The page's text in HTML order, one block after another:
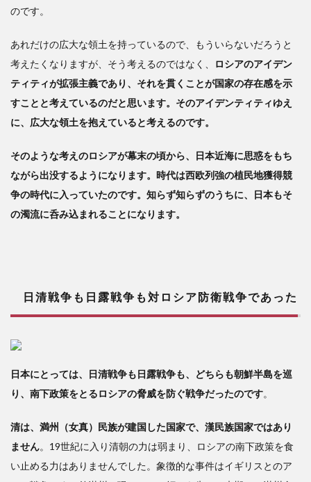
のです。
あれだけの広大な領土を持っているので、もういらないだろうと
考えたくなりますが、そう考えるのではなく、
ロシアのアイデン
ティティが拡張主義であり、それを貫くことが国家の存在感を示
すことと考えているのだと思います。そのアイデンティティゆえ
に、広大な領土を抱えていると考えるのです。
そのような考えのロシアが幕末の頃から、日本近海に思惑をもち
ながら出没するようになります。時代は西欧列強の植民地獲得競
争の時代に入っていたのです。知らず知らずのうちに、日本もそ
の濁流に呑み込まれることになります。
日清戦争も日露戦争も対ロシア防衛戦争であった
日本にとっては、日清戦争も日露戦争も、どちらも朝鮮半島を巡
り、南下政策をとるロシアの脅威を防ぐ戦争だったのです。
清は、満州（女真）民族が建国した国家で、漢民族国家ではあり
ません。19世紀に入り清朝の力は弱まり、ロシアの南下政策を食
い止める力はありませんでした。象徴的な事件はイギリスとのア